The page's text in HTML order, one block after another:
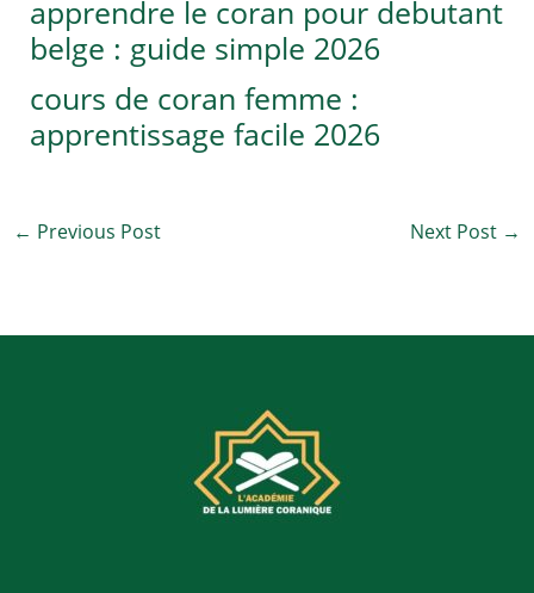
apprendre le coran pour debutant
belge : guide simple 2026
cours de coran femme :
apprentissage facile 2026
← Previous Post Next Post →